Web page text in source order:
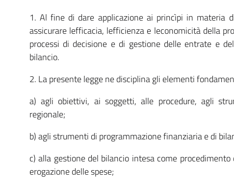
1. Al fine di dare applicazione ai princìpi in materia
assicurare lefficacia, lefficienza e leconomicità della
processi di decisione e di gestione delle entrate e
bilancio.
2. La presente legge ne disciplina gli elementi
a) agli obiettivi, ai soggetti, alle procedure, agli
regionale;
b) agli strumenti di programmazione finanziaria e di
c) alla gestione del bilancio intesa come
erogazione delle spese;